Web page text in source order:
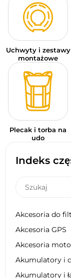
Indeks
Akcesoria do
Akcesoria GPS
Akcesoria
Akumulatory i
Akumulatory i
Uchwyty i zestawy
montażowe
Plecak i torba na
udo